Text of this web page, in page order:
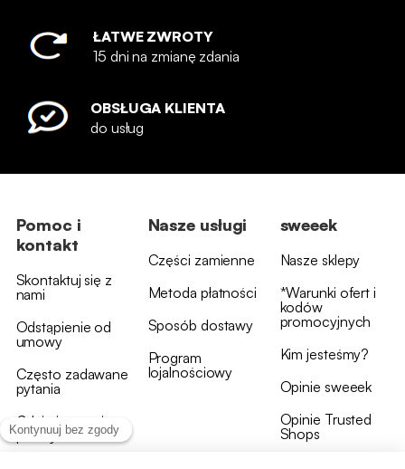
ŁATWE ZWROTY
15 dni na zmianę zdania
OBSŁUGA KLIENTA
do usług
Pomoc i
kontakt
Skontaktuj się z
nami
Odstąpienie od
umowy
Często zadawane
pytania
Gdzie jest moja
przesyłka?
Nasze usługi
Części zamienne
Metoda płatności
Sposób dostawy
Program
lojalnościowy
sweeek
Nasze sklepy
*Warunki ofert i
kodów
promocyjnych
Kim jesteśmy?
Opinie sweeek
Opinie Trusted
Shops